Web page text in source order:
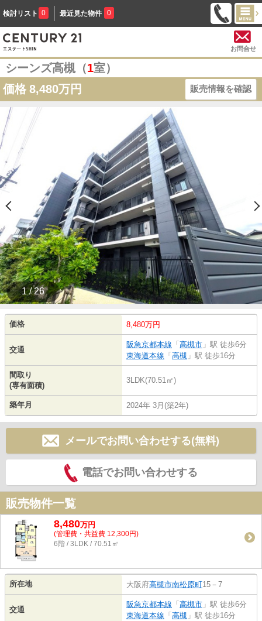
検討リスト 0 最近見た物件 0
お問合せ
シーンズ高槻（1室）
価格 8,480万円 販売情報を確認
1 / 26
価格 8,480万円
交通
阪急京都本線 「 高槻市 」駅 徒歩6分
東海道本線 「 高槻 」駅 徒歩16分
間取り
(専有面積)
3LDK(70.51㎡)
築年月 2024年 3月(築2年)
メールでお問い合わせする(無料)
電話でお問い合わせする
販売物件一覧
8,480万円
(管理費・共益費 12,300円)
6階 / 3LDK / 70.51㎡
所在地 大阪府高槻市南松原町15－7
交通
阪急京都本線 「 高槻市 」駅 徒歩6分
東海道本線 「 高槻 」駅 徒歩16分